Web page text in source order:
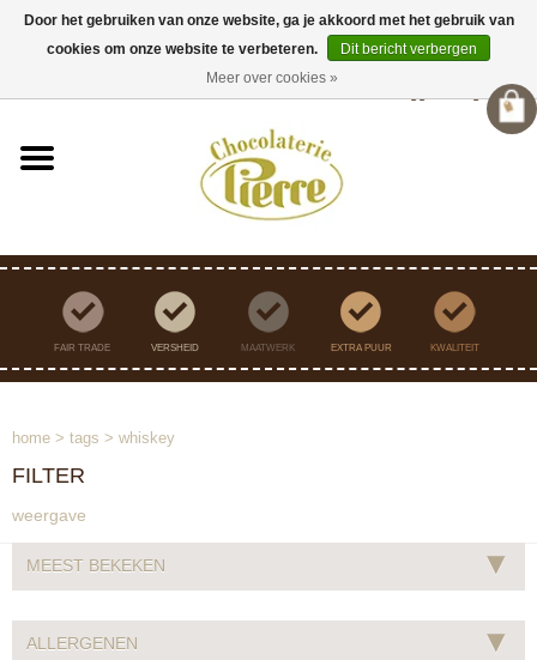
Verzending binnen Nederland vanaf €45,- gratis
Registreren
FAIR TRADE VERSHEID MAATWERK EXTRA PUUR KWALITEIT
home > tags > whiskey
FILTER
weergave
MEEST BEKEKEN ▾
ALLERGENEN ▾
Door het gebruiken van onze website, ga je akkoord met het gebruik van
cookies om onze website te verbeteren.
Dit bericht verbergen
Meer over cookies »